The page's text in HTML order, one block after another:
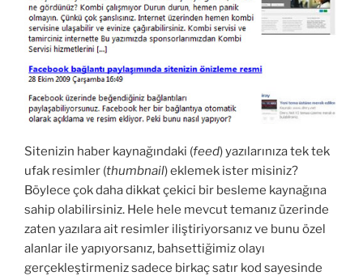
Sitenizin haber kaynağındaki (feed) yazılarınıza tek tek
ufak resimler (thumbnail) eklemek ister misiniz?
Böylece çok daha dikkat çekici bir besleme kaynağına
sahip olabilirsiniz. Hele hele mevcut temanız üzerinde
zaten yazılara ait resimler iliştiriyorsanız ve bunu özel
alanlar ile yapıyorsanız, bahsettiğimiz olayı
gerçekleştirmeniz sadece birkaç satır kod sayesinde